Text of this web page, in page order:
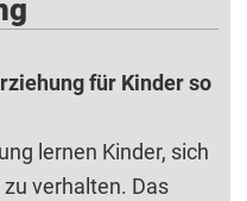
für Kinder so
lernen Kinder, sich
verhalten. Das